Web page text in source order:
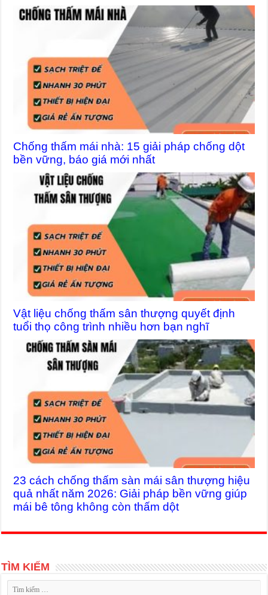
Chống thấm mái nhà: 15 giải pháp chống dột
bền vững, báo giá mới nhất
Vật liệu chống thấm sân thượng quyết định
tuổi thọ công trình nhiều hơn bạn nghĩ
23 cách chống thấm sàn mái sân thượng hiệu
quả nhất năm 2026: Giải pháp bền vững giúp
mái bê tông không còn thấm dột
TÌM KIẾM